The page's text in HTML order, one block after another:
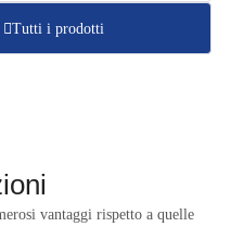
Tutti i prodotti
vantaggi rispetto a quelle